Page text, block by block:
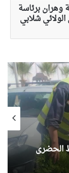
وهران برئاسة
شلابي
الحضري